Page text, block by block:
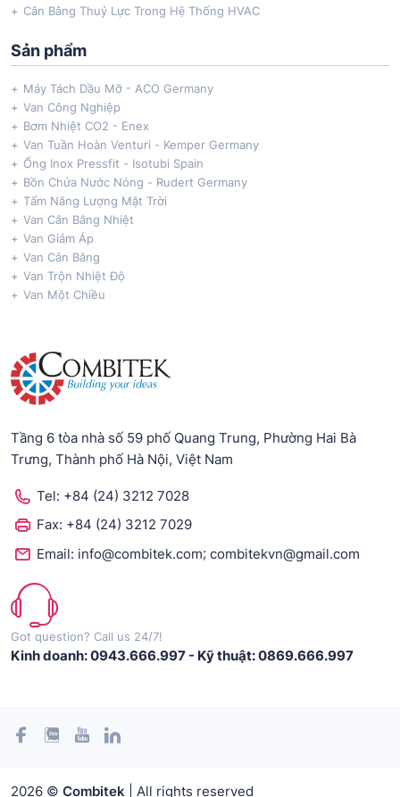
Cân Bằng Thuỷ Lực Trong Hệ Thống HVAC
Sản phẩm
Máy Tách Dầu Mỡ - ACO Germany
Van Công Nghiệp
Bơm Nhiệt CO2 - Enex
Van Tuần Hoàn Venturi - Kemper Germany
Ống Inox Pressfit - Isotubi Spain
Bồn Chứa Nước Nóng - Rudert Germany
Tấm Năng Lượng Mặt Trời
Van Cân Bằng Nhiệt
Van Giảm Áp
Van Cân Bằng
Van Trộn Nhiệt Độ
Van Một Chiều
Tầng 6 tòa nhà số 59 phố Quang Trung, Phường Hai Bà
Trưng, Thành phố Hà Nội, Việt Nam
Tel: +84 (24) 3212 7028
Fax: +84 (24) 3212 7029
Email: info@combitek.com; combitekvn@gmail.com
Got question? Call us 24/7!
Kinh doanh: 0943.666.997 - Kỹ thuật: 0869.666.997
2026 © Combitek | All rights reserved